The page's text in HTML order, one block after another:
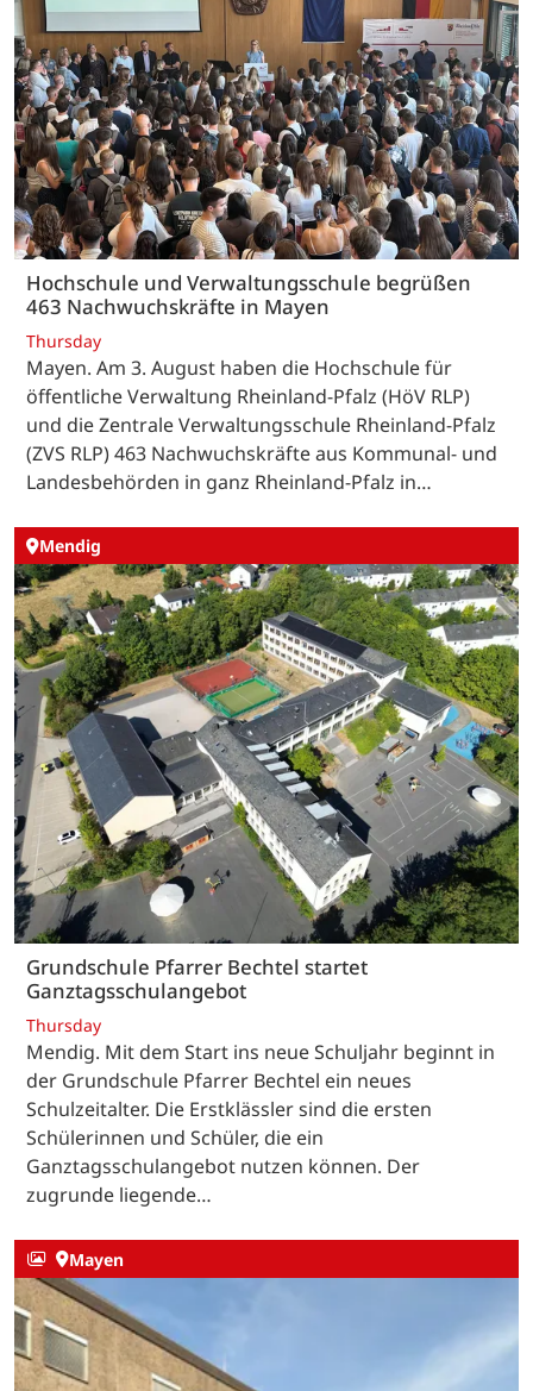
Hochschule und Verwaltungsschule begrüßen
463 Nachwuchskräfte in Mayen
Thursday
Mayen. Am 3. August haben die Hochschule für
öffentliche Verwaltung Rheinland-Pfalz (HöV RLP)
und die Zentrale Verwaltungsschule Rheinland-Pfalz
(ZVS RLP) 463 Nachwuchskräfte aus Kommunal- und
Landesbehörden in ganz Rheinland-Pfalz in…
Mendig
Grundschule Pfarrer Bechtel startet
Ganztagsschulangebot
Thursday
Mendig. Mit dem Start ins neue Schuljahr beginnt in
der Grundschule Pfarrer Bechtel ein neues
Schulzeitalter. Die Erstklässler sind die ersten
Schülerinnen und Schüler, die ein
Ganztagsschulangebot nutzen können. Der
zugrunde liegende…
Mayen